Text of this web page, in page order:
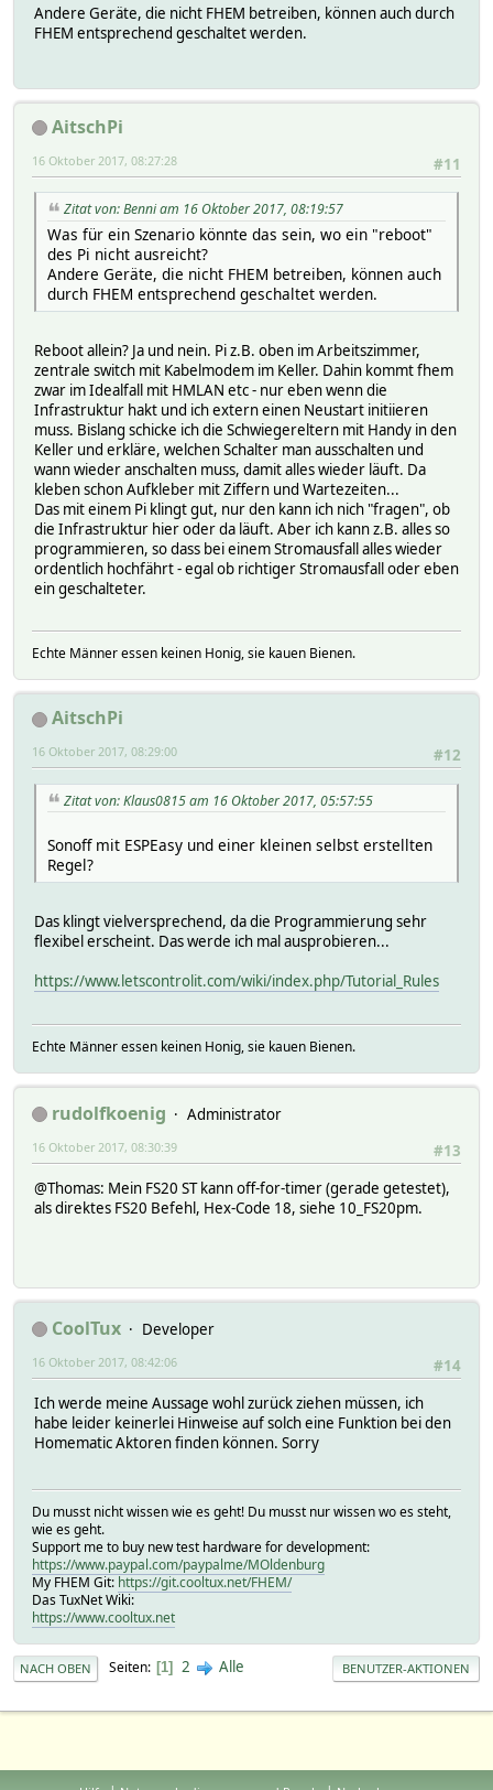
Andere Geräte, die nicht FHEM betreiben, können auch durch
FHEM entsprechend geschaltet werden.
AitschPi
#11
16 Oktober 2017, 08:27:28
Zitat von: Benni am 16 Oktober 2017, 08:19:57
Was für ein Szenario könnte das sein, wo ein "reboot"
des Pi nicht ausreicht?
Andere Geräte, die nicht FHEM betreiben, können auch
durch FHEM entsprechend geschaltet werden.
Reboot allein? Ja und nein. Pi z.B. oben im Arbeitszimmer,
zentrale switch mit Kabelmodem im Keller. Dahin kommt fhem
zwar im Idealfall mit HMLAN etc - nur eben wenn die
Infrastruktur hakt und ich extern einen Neustart initiieren
muss. Bislang schicke ich die Schwiegereltern mit Handy in den
Keller und erkläre, welchen Schalter man ausschalten und
wann wieder anschalten muss, damit alles wieder läuft. Da
kleben schon Aufkleber mit Ziffern und Wartezeiten...
Das mit einem Pi klingt gut, nur den kann ich nich "fragen", ob
die Infrastruktur hier oder da läuft. Aber ich kann z.B. alles so
programmieren, so dass bei einem Stromausfall alles wieder
ordentlich hochfährt - egal ob richtiger Stromausfall oder eben
ein geschalteter.
Echte Männer essen keinen Honig, sie kauen Bienen.
AitschPi
#12
16 Oktober 2017, 08:29:00
Zitat von: Klaus0815 am 16 Oktober 2017, 05:57:55
Sonoff mit ESPEasy und einer kleinen selbst erstellten
Regel?
Das klingt vielversprechend, da die Programmierung sehr
flexibel erscheint. Das werde ich mal ausprobieren...
https://www.letscontrolit.com/wiki/index.php/Tutorial_Rules
Echte Männer essen keinen Honig, sie kauen Bienen.
rudolfkoenig
Administrator
#13
16 Oktober 2017, 08:30:39
@Thomas: Mein FS20 ST kann off-for-timer (gerade getestet),
als direktes FS20 Befehl, Hex-Code 18, siehe 10_FS20pm.
CoolTux
Developer
#14
16 Oktober 2017, 08:42:06
Ich werde meine Aussage wohl zurück ziehen müssen, ich
habe leider keinerlei Hinweise auf solch eine Funktion bei den
Homematic Aktoren finden können. Sorry
Du musst nicht wissen wie es geht! Du musst nur wissen wo es steht,
wie es geht.
Support me to buy new test hardware for development:
https://www.paypal.com/paypalme/MOldenburg
My FHEM Git: https://git.cooltux.net/FHEM/
Das TuxNet Wiki:
https://www.cooltux.net
NACH OBEN Seiten 1 2 Alle BENUTZER-AKTIONEN